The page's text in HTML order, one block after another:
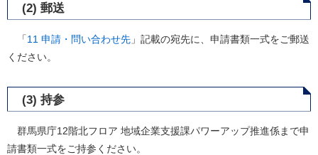
(2) 郵送
「11 申請・問い合わせ先 」記載の宛先に、申請書類一式をご郵送
ください。
(3) 持参
群馬県庁12階北フロア 地域企業支援課パワーアップ推進係まで申
請書類一式をご持参ください。